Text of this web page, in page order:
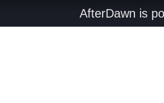
AfterDawn is